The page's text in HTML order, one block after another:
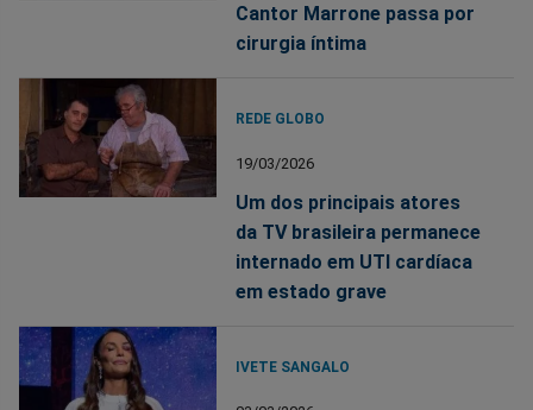
Cantor Marrone passa por
cirurgia íntima
REDE GLOBO
19/03/2026
Um dos principais atores
da TV brasileira permanece
internado em UTI cardíaca
em estado grave
IVETE SANGALO